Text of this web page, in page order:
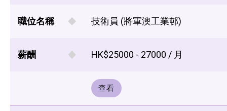
職位名稱 技術員 (將軍澳工業邨)
薪酬 HK$25000 - 27000 / 月
查看